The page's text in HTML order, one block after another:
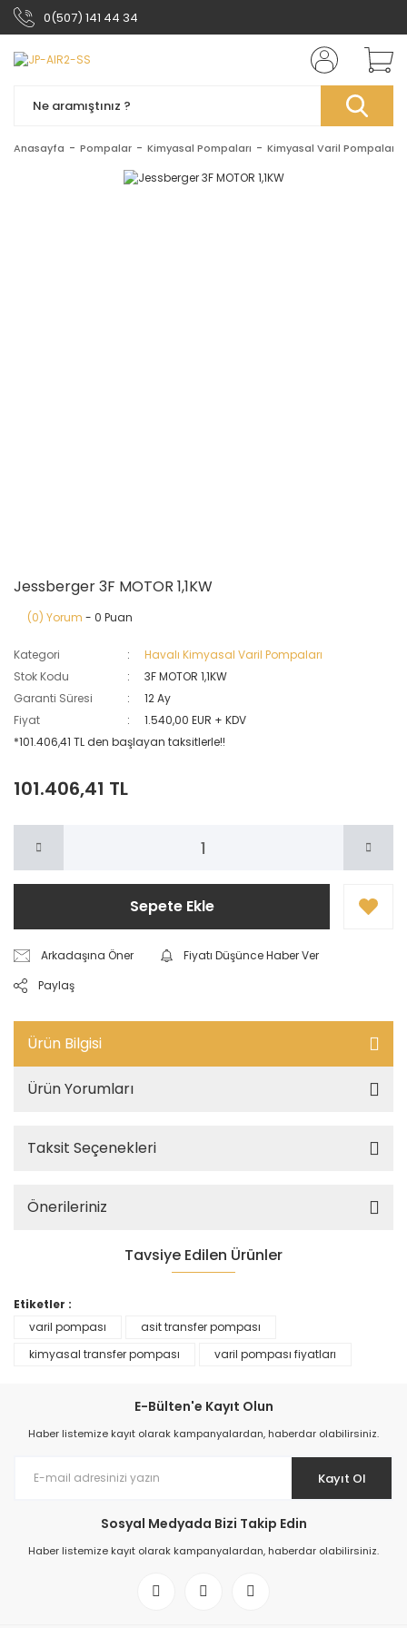
0(507) 141 44 34
Anasayfa Pompalar Kimyasal Pompaları Kimyasal Varil Pompaları
Jessberger 3F MOTOR 1,1KW
(0) Yorum - 0 Puan
Kategori
Havalı Kimyasal Varil Pompaları
Stok Kodu
3F MOTOR 1,1KW
Garanti Süresi
12 Ay
Fiyat
1.540,00 EUR + KDV
*101.406,41 TL den başlayan taksitlerle!!
101.406,41 TL
Sepete Ekle
Arkadaşına Öner
Fiyatı Düşünce Haber Ver
Paylaş
Ürün Bilgisi
Ürün Yorumları
Taksit Seçenekleri
Önerileriniz
Tavsiye Edilen Ürünler
TÜKENDİ
Elektrikli Varil Pompası
0,00 TL Elektrikli Kimyasal Varil Pompası
0,00 TL
Etiketler :
varil pompası
asit transfer pompası
kimyasal transfer pompası
varil pompası fiyatları
E-Bülten'e Kayıt Olun
Haber listemize kayıt olarak kampanyalardan, haberdar olabilirsiniz.
Kayıt Ol
Sosyal Medyada Bizi Takip Edin
Haber listemize kayıt olarak kampanyalardan, haberdar olabilirsiniz.